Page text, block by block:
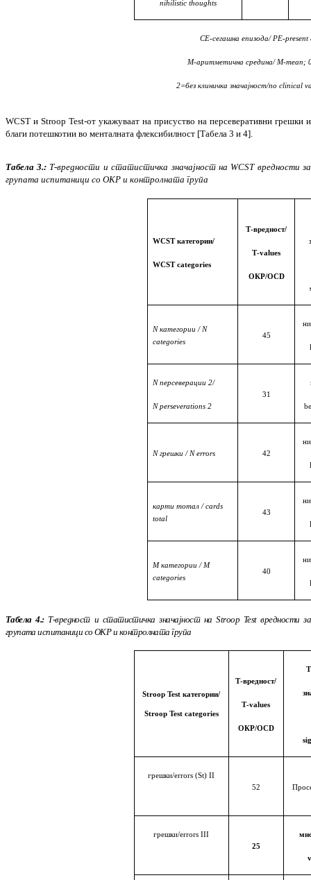
nihilistic thoughts
СЕ-сегашна епизода/ PE-present
М-аритметична средина/ M-mean;
2=без клиничка значајност/no clinical
WCST и Stroop Test-от укажуваат на при­суство на персеверативни грешки и
благи потешкотии во менталната флексибилност [Табела 3 и 4].
Табела 3.: Т-вредности и статистичка значајност на WCST вредности за
групата испитаници со ОКРи контролната група
WCST категории/
WCST categories
Т-вредност/
Т-values
ОКР/OCD
N категории / N
categories
45
N персеверации 2/
N perseverations 2
31
N грешки / N errors 42
карти тотал / cards
total
43
М категории / M
categories
40
Табела 4.:Т-вредност и статистичка значајност на Stroop Test вредности за
групата ис­пи­та­ници со ОКРи контролната група
Stroop Test категории/
Stroop Test categories
Т-вредност/
Т-values
ОКР/OCD
грешки/errors (St) II
52
грешки/errors III
25